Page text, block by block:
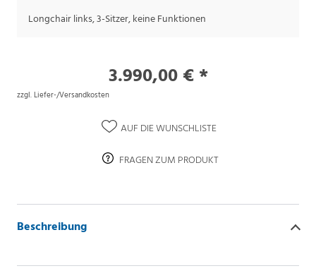
Longchair links, 3-Sitzer, keine Funktionen
3.990,00 € *
zzgl. Liefer-/Versandkosten
AUF DIE WUNSCHLISTE
FRAGEN ZUM PRODUKT
Beschreibung